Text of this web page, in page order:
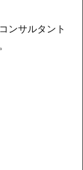
ンサルタント